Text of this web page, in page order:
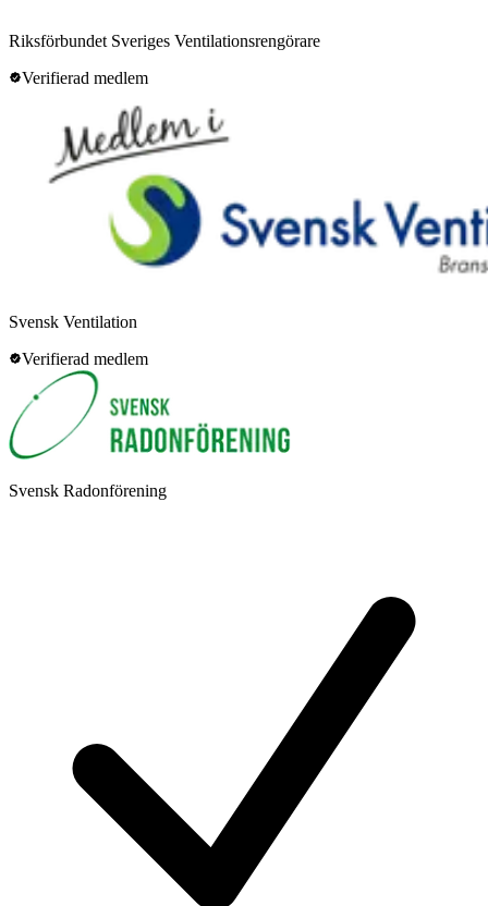
Riksförbundet Sveriges Ventilationsrengörare
Verifierad medlem
Svensk Ventilation
Verifierad medlem
Svensk Radonförening